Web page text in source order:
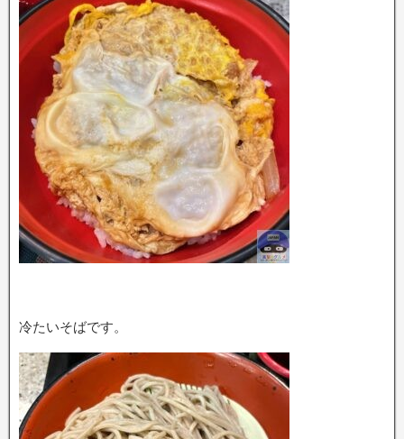
冷たいそばです。